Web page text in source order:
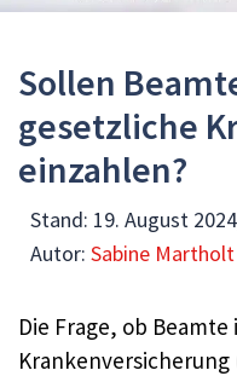
Sollen
gesetzliche
einzahlen?
Stand: 19. August
Autor: Sabine Martholt
Die Frage, ob